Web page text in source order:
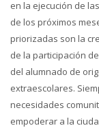
en la ejecución de
de los próximos
priorizadas son la
de la participación
del alumnado de
extraescolares.
necesidades
empoderar a la